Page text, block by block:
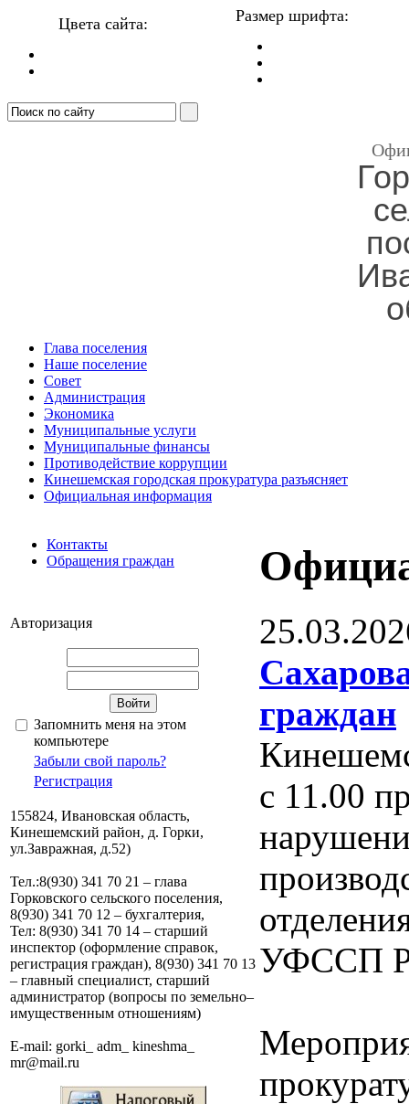
Цвета сайта: Размер шрифта:
Глава поселения
Наше поселение
Совет
Администрация
Экономика
Муниципальные услуги
Муниципальные финансы
Противодействие коррупции
Кинешемская городская прокуратура разъясняет
Официальная информация
Контакты
Обращения граждан
Авторизация
Запомнить меня на этом
компьютере
Забыли свой пароль?
Регистрация
155824, Ивановская область,
Кинешемский район, д. Горки,
ул.Завражная, д.52)
Тел.:8(930) 341 70 21 – глава
Горковского сельского поселения,
8(930) 341 70 12 – бухгалтерия,
Тел: 8(930) 341 70 14 – старший
инспектор (оформление справок,
регистрация граждан), 8(930) 341 70 13
– главный специалист, старший
администратор (вопросы по земельно–
имущественным отношениям)
E-mail: gorki_ adm_ kineshma_
mr@mail.ru
граждан
с 11.00
УФССП